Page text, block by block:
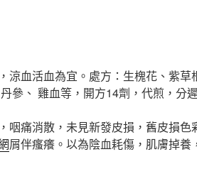
血活血為宜。處方：生槐花、紫草
參、 雞血等，開方14劑，代煎，分
咽痛消散，未見新發皮損，舊皮損色
屑伴瘙癢。以為陰血耗傷，肌膚掉